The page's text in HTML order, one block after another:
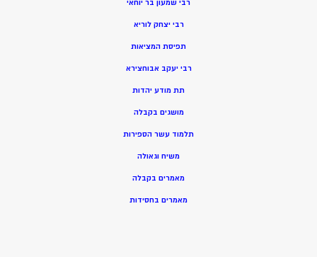
רבי שמעון בר יוחאי
רבי יצחק לוריא
תפיסת המציאות
רבי יעקב אבוחצירא
תת מודע יהדות
מושגים בקבלה
תלמוד עשר הספירות
משיח וגאולה
מאמרים בקבלה
מאמרים בחסידות